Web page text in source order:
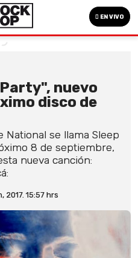
EN VIVO
nuevo
disco de
National se llama Sleep
8 de septiembre,
nueva canción:
2017. 15:57 hrs